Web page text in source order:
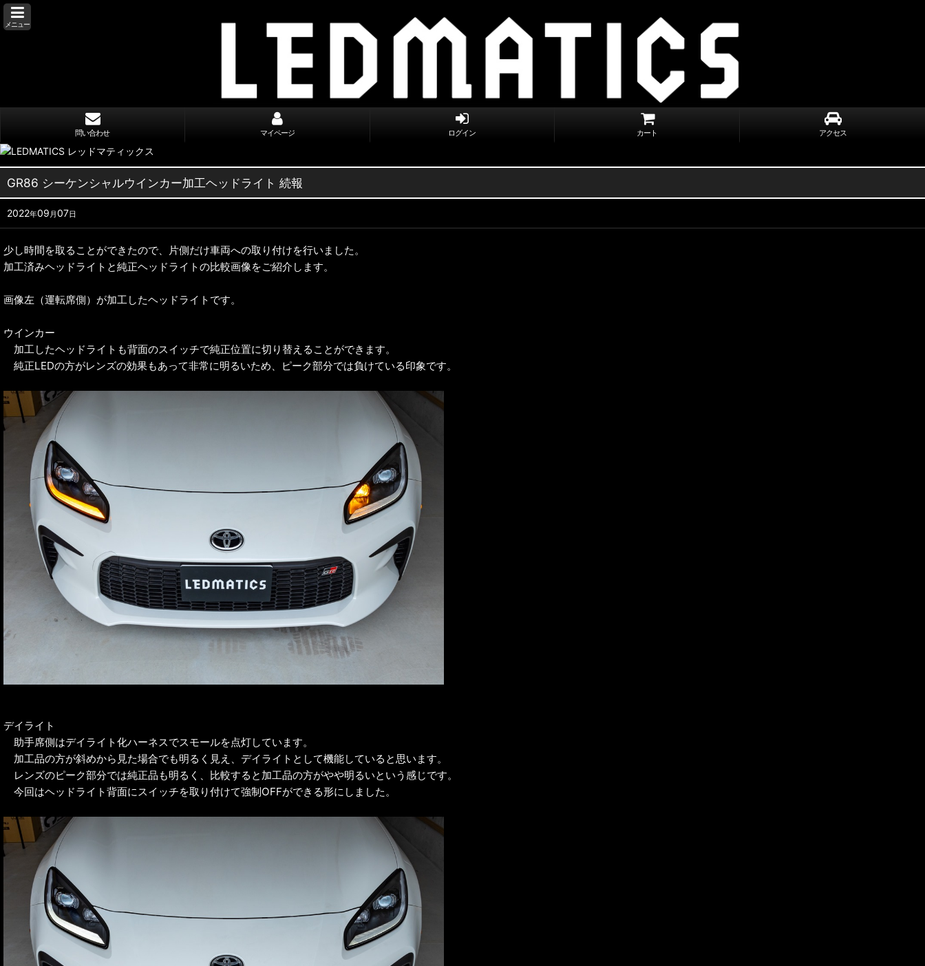
メニュー
問い合わせ マイページ ログイン カート アクセス
GR86 シーケンシャルウインカー加工ヘッドライト 続報
2022年09 月 07日
少し時間を取ることができたので、片側だけ車両への取り付けを行いました。
加工済みヘッドライトと純正ヘッドライトの比較画像をご紹介します。
画像左（運転席側）が加工したヘッドライトです。
ウインカー
加工したヘッドライトも背面のスイッチで純正位置に切り替えることができます。
純正LEDの方がレンズの効果もあって非常に明るいため、ピーク部分では負けている印象です。
デイライト
助手席側はデイライト化ハーネスでスモールを点灯しています。
加工品の方が斜めから見た場合でも明るく見え、デイライトとして機能していると思います。
レンズのピーク部分では純正品も明るく、比較すると加工品の方がやや明るいという感じです。
今回はヘッドライト背面にスイッチを取り付けて強制OFFができる形にしました。